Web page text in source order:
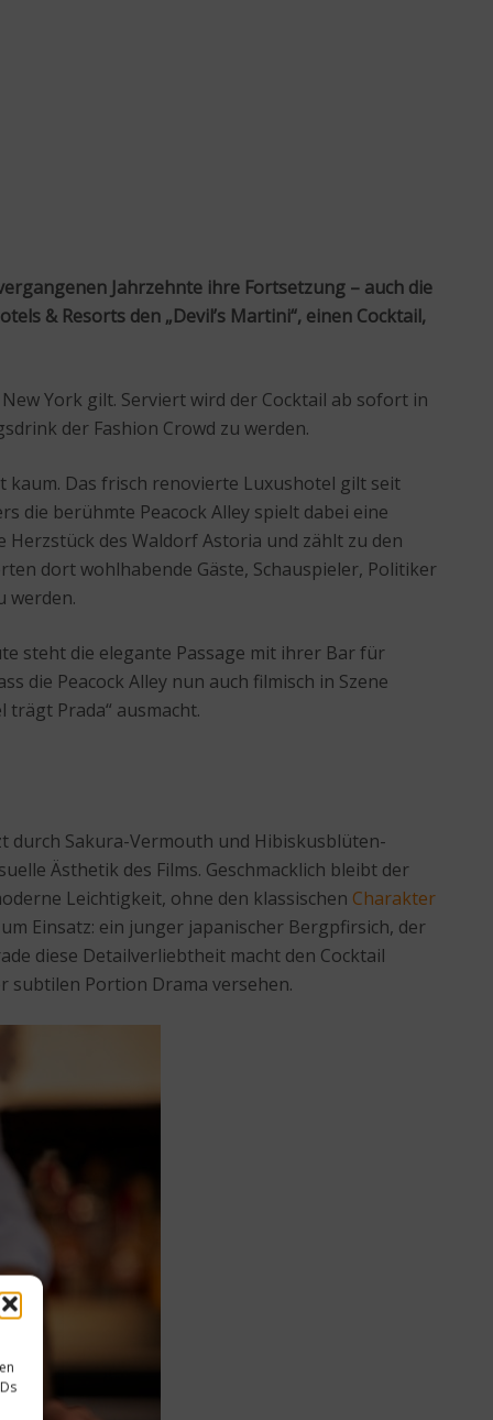
Jahrzehnte ihre Fortsetzung – auch die
& Resorts den „Devil’s Martini“, einen Cocktail,
York gilt. Serviert wird der Cocktail ab sofort in
der Fashion Crowd zu werden.
kaum. Das frisch renovierte Luxushotel gilt seit
die berühmte Peacock Alley spielt dabei eine
Herzstück des Waldorf Astoria und zählt zu den
dort wohlhabende Gäste, Schauspieler, Politiker
werden.
steht die elegante Passage mit ihrer Bar für
die Peacock Alley nun auch filmisch in Szene
Prada“ ausmacht.
durch Sakura-Vermouth und Hibiskusblüten-
Ästhetik des Films. Geschmacklich bleibt der
Leichtigkeit, ohne den klassischen Charakter
Einsatz: ein junger japanischer Bergpfirsich, der
diese Detailverliebtheit macht den Cocktail
subtilen Portion Drama versehen.